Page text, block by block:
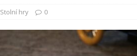
Stolní hry 0